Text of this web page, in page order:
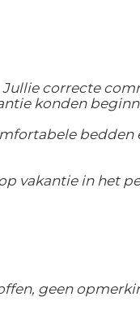
Jullie correcte
konden
bedden
vakantie in het
geen